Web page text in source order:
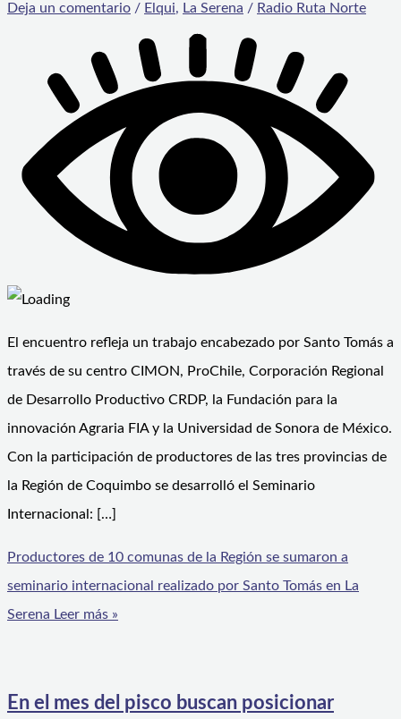
Deja un comentario / Elqui, La Serena / Radio Ruta Norte
El encuentro refleja un trabajo encabezado por Santo Tomás a
través de su centro CIMON, ProChile, Corporación Regional
de Desarrollo Productivo CRDP, la Fundación para la
innovación Agraria FIA y la Universidad de Sonora de México.
Con la participación de productores de las tres provincias de
la Región de Coquimbo se desarrolló el Seminario
Internacional: […]
Productores de 10 comunas de la Región se sumaron a
seminario internacional realizado por Santo Tomás en La
Serena Leer más »
En el mes del pisco buscan posicionar